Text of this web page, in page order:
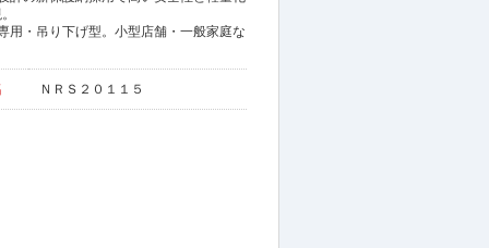
用・吊り下げ型。小型店舗・一般家庭な
ＮＲＳ２０１１５